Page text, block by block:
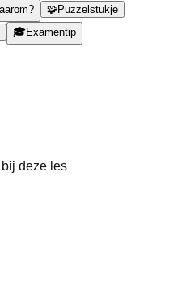
🧩Puzzelstukje
🎓Examentip
deze les